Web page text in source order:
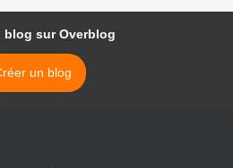
blog sur Overblog
un blog